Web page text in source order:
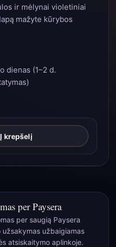
ir mėlynai violetiniai
mažyte kūrybos
dienas (1–2 d.
Į krepšelį
per Paysera
per saugią Paysera
užsakymas užbaigiamas
atsiskaitymo aplinkoje.